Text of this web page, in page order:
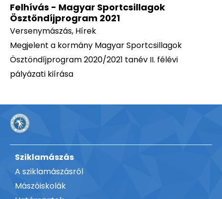
Felhívás - Magyar Sportcsillagok
Ösztöndíjprogram 2021
Versenymászás, Hírek
Megjelent a kormány Magyar Sportcsillagok
Ösztöndíjprogram 2020/2021 tanév II. félévi
pályázati kiírása
Sziklamászás
A sziklamászásról
Mászóiskolák